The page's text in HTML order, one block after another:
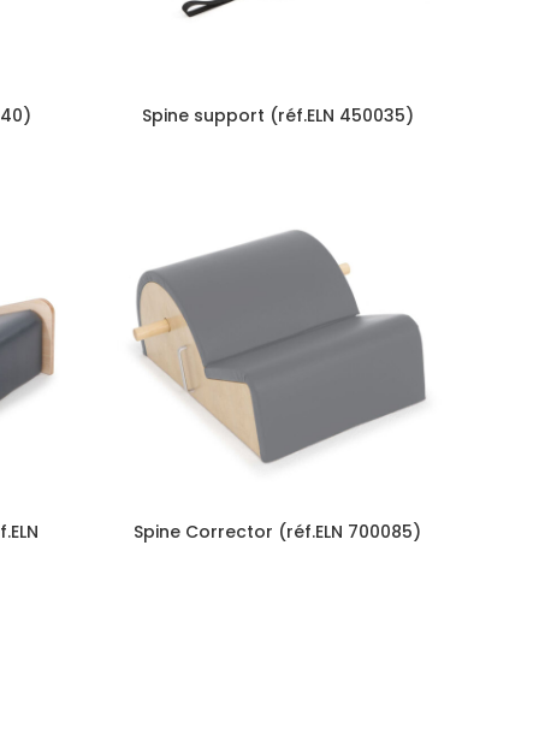
Spine support (réf.ELN 450035)
Spine Corrector (réf.ELN 700085)